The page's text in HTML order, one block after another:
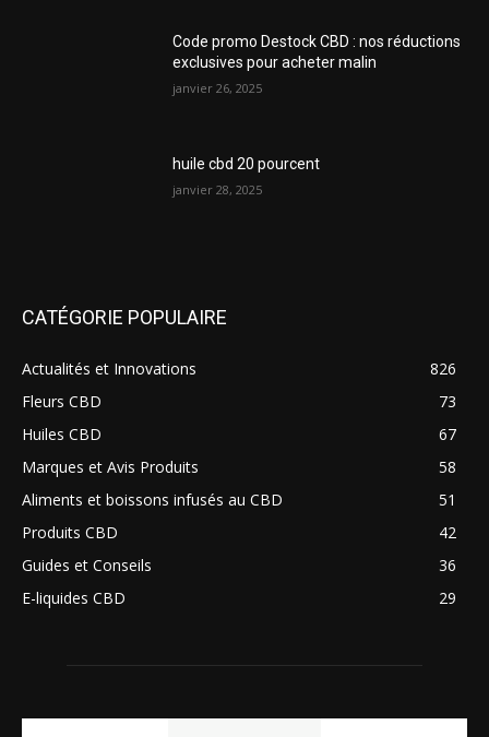
Code promo Destock CBD : nos réductions
exclusives pour acheter malin
janvier 26, 2025
huile cbd 20 pourcent
janvier 28, 2025
CATÉGORIE POPULAIRE
Actualités et Innovations
826
Fleurs CBD
73
Huiles CBD
67
Marques et Avis Produits
58
Aliments et boissons infusés au CBD
51
Produits CBD
42
Guides et Conseils
36
E-liquides CBD
29